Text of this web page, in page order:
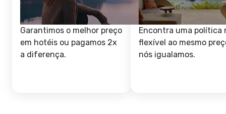
Garantimos o melhor preço
em hotéis ou pagamos 2x
a diferença.
Encontra uma política
flexível ao mesmo
nós igualamos.